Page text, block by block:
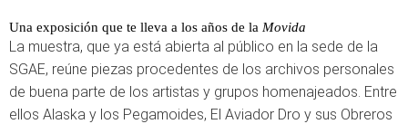
Una exposición que te lleva a los años de la Movida
La muestra, que ya está abierta al público en la sede de la
SGAE, reúne piezas procedentes de los archivos personales
de buena parte de los artistas y grupos homenajeados. Entre
ellos Alaska y los Pegamoides, El Aviador Dro y sus Obreros